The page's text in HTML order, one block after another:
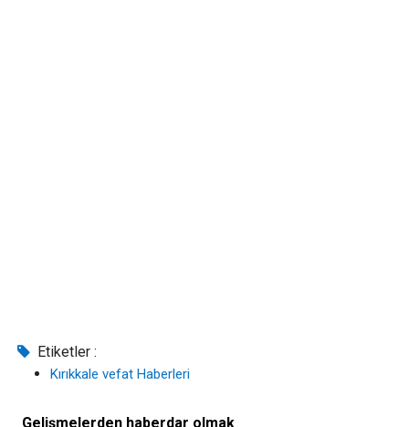
Etiketler :
Kırıkkale vefat Haberleri
Gelişmelerden haberdar olmak